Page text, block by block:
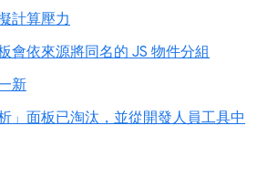
計算壓力
會依來源將同名的 JS 物件分組
新
」面板已淘汰，並從開發人員工具中